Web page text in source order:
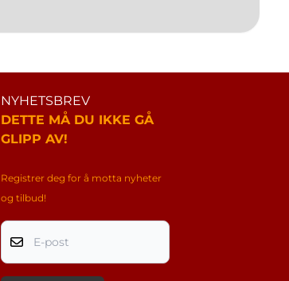
NYHETSBREV
DETTE MÅ DU IKKE GÅ
GLIPP AV!
Registrer deg for å motta nyheter
og tilbud!
E-post